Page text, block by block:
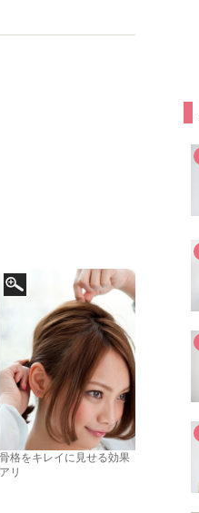
骨格をキレイに見せる効果
アリ